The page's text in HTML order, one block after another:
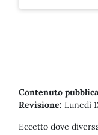
Contenuto
Revisione: Lunedì
Eccetto dove